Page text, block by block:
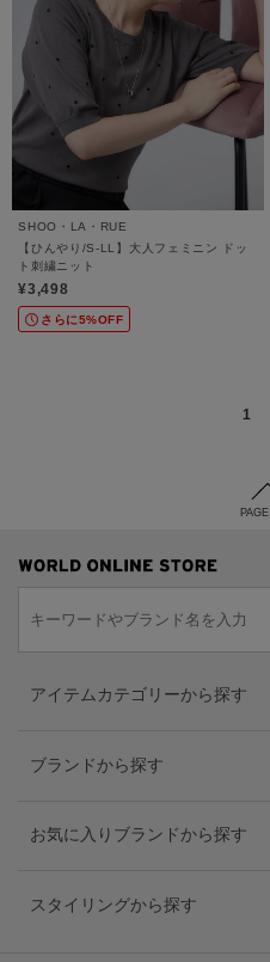
SHOO・LA・RUE
【ひんやり/S-LL】大人フェミニン ドッ
ト刺繍ニット
¥3,498
さらに5%OFF
1
アイテムカテゴリーから探す
ブランドから探す
お気に入りブランドから探す
スタイリングから探す